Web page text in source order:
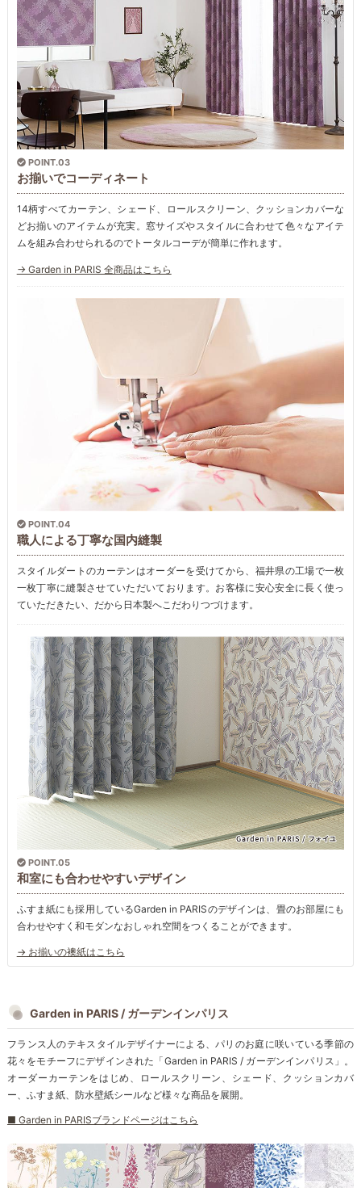
POINT.03
お揃いでコーディネート
14柄すべてカーテン、シェード、ロールスクリーン、クッションカバーな
どお揃いのアイテムが充実。窓サイズやスタイルに合わせて色々なアイテ
ムを組み合わせられるのでトータルコーデが簡単に作れます。
→ Garden in PARIS 全商品はこちら
POINT.04
職人による丁寧な国内縫製
スタイルダートのカーテンはオーダーを受けてから、福井県の工場で一枚
一枚丁寧に縫製させていただいております。お客様に安心安全に長く使っ
ていただきたい、だから日本製へこだわりつづけます。
POINT.05
和室にも合わせやすいデザイン
ふすま紙にも採用しているGarden in PARISのデザインは、畳のお部屋にも
合わせやすく和モダンなおしゃれ空間をつくることができます。
→ お揃いの襖紙はこちら
Garden in PARIS / ガーデンインパリス
フランス人のテキスタイルデザイナーによる、パリのお庭に咲いている季節の
花々をモチーフにデザインされた「Garden in PARIS / ガーデンインパリス」。
オーダーカーテンをはじめ、ロールスクリーン、シェード、クッションカバ
ー、ふすま紙、防水壁紙シールなど様々な商品を展開。
■ Garden in PARISブランドページはこちら